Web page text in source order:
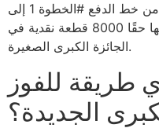
للأشخاص المسموح لهم بخط الدفع من خط الدفع #الخطوة 1 إلى
خط الدفع #14 قد تكون قيمتها حقًا 8000 قطعة نقدية في
الجائزة الكبرى الصغيرة.
طريقة للفوز
الجديدة؟